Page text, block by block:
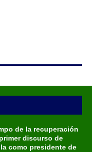
de la recuperación
discurso de
como presidente de